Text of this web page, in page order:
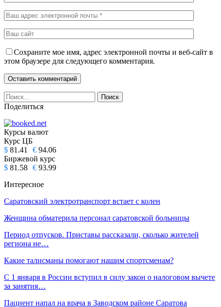
Сохраните мое имя, адрес электронной почты и веб-сайт в
этом браузере для следующего комментария.
Поделиться
Курсы валют
Курс ЦБ
$ 81.41 € 94.06
Биржевой курс
$ 81.58 € 93.99
Интересное
Саратовский электротранспорт встает с колен
Женщина обматерила персонал саратовской больницы
Период отпусков. Приставы рассказали, сколько жителей
региона не…
Какие талисманы помогают нашим спортсменам?
С 1 января в России вступил в силу закон о налоговом вычете
за занятия…
Пациент напал на врача в Заводском районе Саратова